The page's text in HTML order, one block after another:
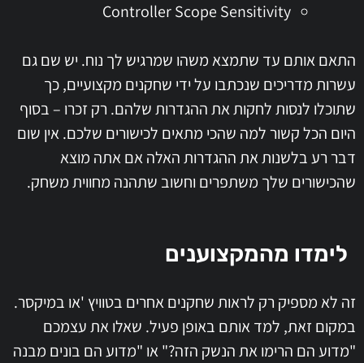
Controller Scope Sensitivity
התאם אותם עד שתמצא משהו שמרגיש לך נוח. יש שם גם
עשרות מדריכים שנכתבו על ידי שחקנים מקצועיים, כך
שתוכלו לנסות לחקות את ההגדרות שלהם. רק זכרו – בסוף
היום הכל קשור למה שהכי מתאים לכישורים שלכם. אין שום
דבר רע בלשנות את ההגדרות האלה אם אתה מוצא
שהכישורים שלך משתפרים וחשוב שתהנה מחווית משחק.
לימדו מהמקצוענים
זה לא מספיק רק לראות שחקנים אחרים בטוויץ 'או במיקסר.
במקום זאת, למד אותם באופן פעיל. שאלו את עצמכם
"מדוע הם הרימו את הנשק הזה?" או "מדוע הם בונים מבנה